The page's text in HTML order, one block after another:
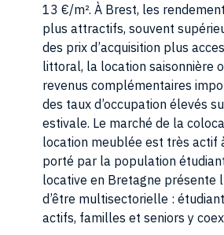
13 €/m². À Brest, les
plus attractifs, souvent
des prix d’acquisition plus
littoral, la location saisonnière
revenus complémentaires
des taux d’occupation élevés
estivale. Le marché de la
location meublée est très actif
porté par la population
locative en Bretagne présente
d’être multisectorielle :
actifs, familles et seniors y